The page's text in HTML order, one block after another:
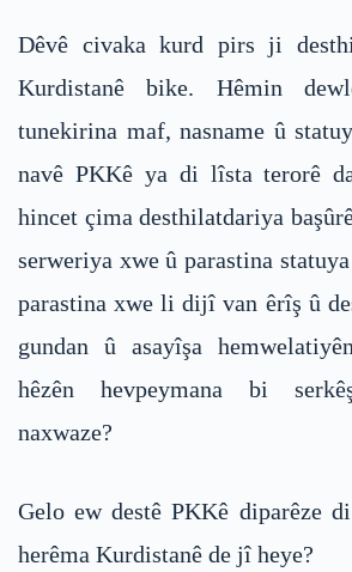
Dêvê civaka kurd pirs ji
Kurdistanê bike. Hêmin
tunekirina maf, nasname û
navê PKKê ya di lîsta terorê
hincet çima desthilatdariya
serweriya xwe û parastina
parastina xwe li dijî van êrîş û
gundan û asayîşa
hêzên hevpeymana bi
naxwaze?
Gelo ew destê PKKê diparêze
herêma Kurdistanê de jî heye?